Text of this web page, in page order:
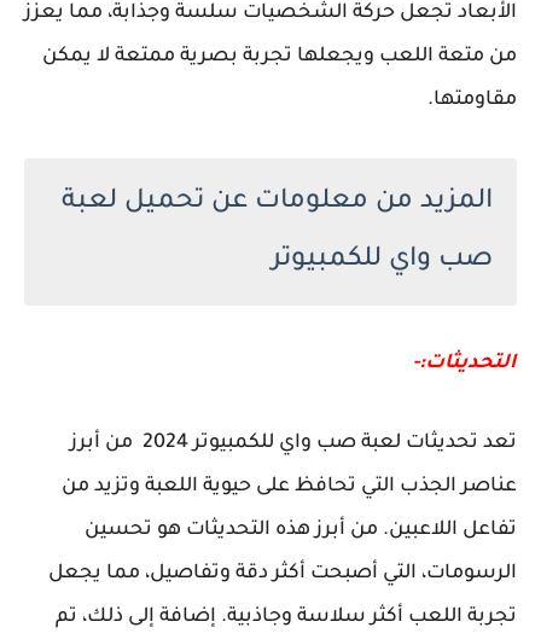
الأبعاد تجعل حركة الشخصيات سلسة وجذابة، مما يعزز
من متعة اللعب ويجعلها تجربة بصرية ممتعة لا يمكن
مقاومتها.
المزيد من معلومات عن تحميل لعبة
صب واي للكمبيوتر
التحديثات:-
تعد تحديثات لعبة صب واي للكمبيوتر 2024 من أبرز
عناصر الجذب التي تحافظ على حيوية اللعبة وتزيد من
تفاعل اللاعبين. من أبرز هذه التحديثات هو تحسين
الرسومات، التي أصبحت أكثر دقة وتفاصيل، مما يجعل
تجربة اللعب أكثر سلاسة وجاذبية. إضافة إلى ذلك، تم